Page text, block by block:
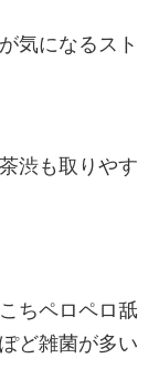
気になるスト
渋も取りやす
ちペロペロ舐
ど雑菌が多い